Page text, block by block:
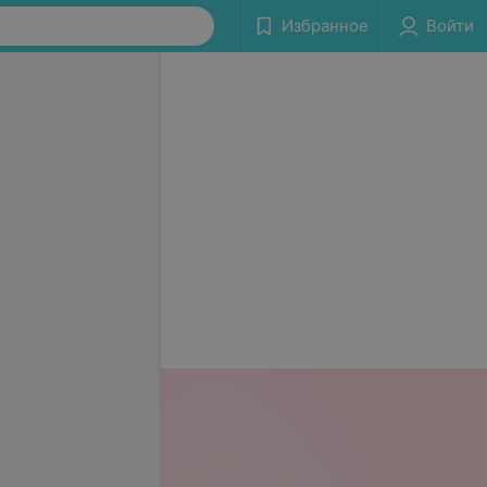
Избранное Войти